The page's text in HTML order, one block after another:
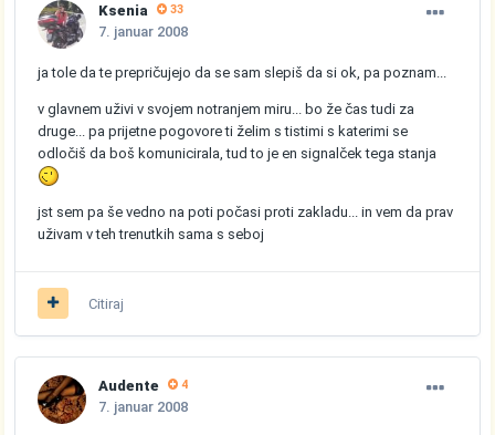
Ksenia 33
7. januar 2008
ja tole da te prepričujejo da se sam slepiš da si ok, pa poznam...
v glavnem uživi v svojem notranjem miru... bo že čas tudi za
druge... pa prijetne pogovore ti želim s tistimi s katerimi se
odločiš da boš komunicirala, tud to je en signalček tega stanja
jst sem pa še vedno na poti počasi proti zakladu... in vem da prav
uživam v teh trenutkih sama s seboj
Citiraj
Audente 4
7. januar 2008